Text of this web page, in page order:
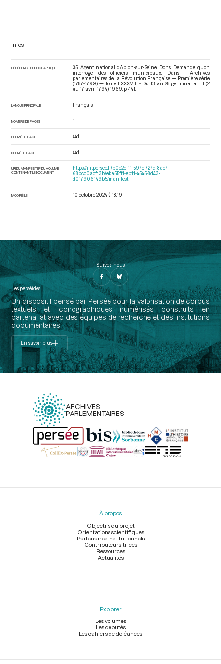
Infos
RÉFÉRENCE BIBLIOGRAPHIQUE
35. Agent national d’Ablon-sur-Seine. Dons. Demande qu’on
interroge des officiers municipaux. Dans : Archives
parlementaires de la Révolution Française — Première série
(1787-1799) — Tome LXXXVIII - Du 13 au 28 germinal an II (2
au 17 avril 1794) . 1969. p. 441.
LANGUE PRINCIPALE Français
NOMBRE DE PAGES 1
PREMIÈRE PAGE 441
DERNIÈRE PAGE 441
URI DU MANIFEST IIIF DU VOLUME
CONTENANT LE DOCUMENT
https://iiif.persee.fr/b0e2cf11-597c-427d-8ac7-
68bcc0acf13b/eba55ff1-eb11-4545-8d43-
d017906149b5/manifest
MODIFIÉ LE 10 octobre 2024 à 18:19
Suivez-nous
Les perséides
Un dispositif pensé par Persée pour la valorisation de corpus
textuels et iconographiques numérisés construits en
partenariat avec des équipes de recherche et des institutions
documentaires.
En savoir plus
ARCHIVES
PARLEMENTAIRES
Menu
À propos
Objectifs du projet
Orientations scientifiques
Partenaires institutionnels
Contributeurs-trices
Ressources
Actualités
Explorer
Les volumes
Les députés
Les cahiers de doléances